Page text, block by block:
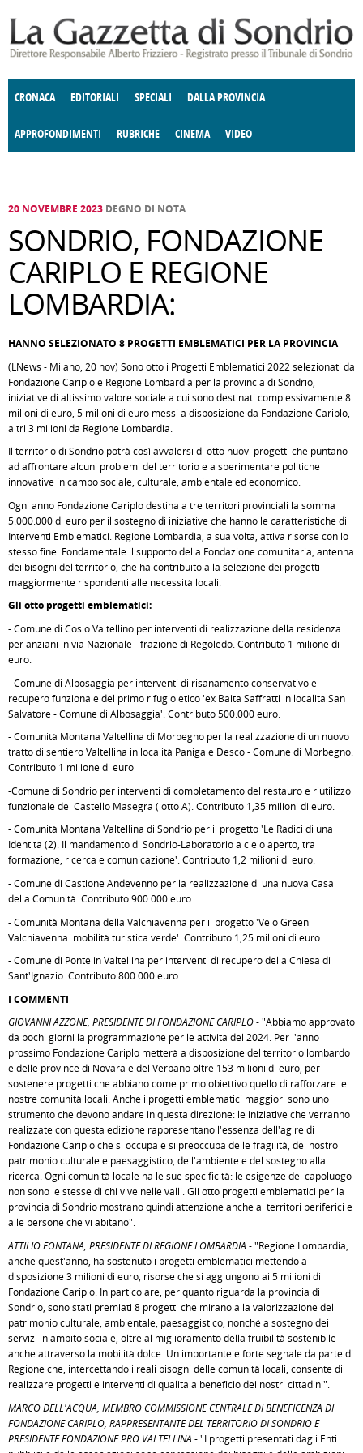
CRONACA EDITORIALI SPECIALI DALLA PROVINCIA
APPROFONDIMENTI
E SPETTACOLI POLITICA
RUBRICHE
DELLE IDEE FATTI DELLO SPIRITO CCCVA
CINEMA VIDEO
20 NOVEMBRE 2023 DEGNO DI NOTA
SONDRIO, FONDAZIONE
CARIPLO E REGIONE
LOMBARDIA:
HANNO SELEZIONATO 8 PROGETTI EMBLEMATICI PER LA PROVINCIA
(LNews - Milano, 20 nov) Sono otto i Progetti Emblematici 2022 selezionati da
Fondazione Cariplo e Regione Lombardia per la provincia di Sondrio,
iniziative di altissimo valore sociale a cui sono destinati complessivamente 8
milioni di euro, 5 milioni di euro messi a disposizione da Fondazione Cariplo,
altri 3 milioni da Regione Lombardia.
Il territorio di Sondrio potrà così avvalersi di otto nuovi progetti che puntano
ad affrontare alcuni problemi del territorio e a sperimentare politiche
innovative in campo sociale, culturale, ambientale ed economico.
Ogni anno Fondazione Cariplo destina a tre territori provinciali la somma
5.000.000 di euro per il sostegno di iniziative che hanno le caratteristiche di
Interventi Emblematici. Regione Lombardia, a sua volta, attiva risorse con lo
stesso fine. Fondamentale il supporto della Fondazione comunitaria, antenna
dei bisogni del territorio, che ha contribuito alla selezione dei progetti
maggiormente rispondenti alle necessità locali.
Gli otto progetti emblematici:
- Comune di Cosio Valtellino per interventi di realizzazione della residenza
per anziani in via Nazionale - frazione di Regoledo. Contributo 1 milione di
euro.
- Comune di Albosaggia per interventi di risanamento conservativo e
recupero funzionale del primo rifugio etico 'ex Baita Saffratti in località San
Salvatore - Comune di Albosaggia'. Contributo 500.000 euro.
- Comunità Montana Valtellina di Morbegno per la realizzazione di un nuovo
tratto di sentiero Valtellina in località Paniga e Desco - Comune di Morbegno.
Contributo 1 milione di euro
-Comune di Sondrio per interventi di completamento del restauro e riutilizzo
funzionale del Castello Masegra (lotto A). Contributo 1,35 milioni di euro.
- Comunità Montana Valtellina di Sondrio per il progetto 'Le Radici di una
Identità (2). Il mandamento di Sondrio-Laboratorio a cielo aperto, tra
formazione, ricerca e comunicazione'. Contributo 1,2 milioni di euro.
- Comune di Castione Andevenno per la realizzazione di una nuova Casa
della Comunità. Contributo 900.000 euro.
- Comunità Montana della Valchiavenna per il progetto 'Velo Green
Valchiavenna: mobilità turistica verde'. Contributo 1,25 milioni di euro.
- Comune di Ponte in Valtellina per interventi di recupero della Chiesa di
Sant'Ignazio. Contributo 800.000 euro.
I COMMENTI
GIOVANNI AZZONE, PRESIDENTE DI FONDAZIONE CARIPLO- "Abbiamo approvato
da pochi giorni la programmazione per le attività del 2024. Per l'anno
prossimo Fondazione Cariplo metterà a disposizione del territorio lombardo
e delle province di Novara e del Verbano oltre 153 milioni di euro, per
sostenere progetti che abbiano come primo obiettivo quello di rafforzare le
nostre comunità locali. Anche i progetti emblematici maggiori sono uno
strumento che devono andare in questa direzione: le iniziative che verranno
realizzate con questa edizione rappresentano l'essenza dell'agire di
Fondazione Cariplo che si occupa e si preoccupa delle fragilità, del nostro
patrimonio culturale e paesaggistico, dell'ambiente e del sostegno alla
ricerca. Ogni comunità locale ha le sue specificità: le esigenze del capoluogo
non sono le stesse di chi vive nelle valli. Gli otto progetti emblematici per la
provincia di Sondrio mostrano quindi attenzione anche ai territori periferici e
alle persone che vi abitano".
ATTILIO FONTANA, PRESIDENTE DI REGIONE LOMBARDIA - "Regione Lombardia,
anche quest'anno, ha sostenuto i progetti emblematici mettendo a
disposizione 3 milioni di euro, risorse che si aggiungono ai 5 milioni di
Fondazione Cariplo. In particolare, per quanto riguarda la provincia di
Sondrio, sono stati premiati 8 progetti che mirano alla valorizzazione del
patrimonio culturale, ambientale, paesaggistico, nonché a sostegno dei
servizi in ambito sociale, oltre al miglioramento della fruibilità sostenibile
anche attraverso la mobilità dolce. Un importante e forte segnale da parte di
Regione che, intercettando i reali bisogni delle comunità locali, consente di
realizzare progetti e interventi di qualità a beneficio dei nostri cittadini".
MARCO DELL'ACQUA, MEMBRO COMMISSIONE CENTRALE DI BENEFICENZA DI
FONDAZIONE CARIPLO, RAPPRESENTANTE DEL TERRITORIO DI SONDRIO E
PRESIDENTE FONDAZIONE PRO VALTELLINA - "I progetti presentati dagli Enti